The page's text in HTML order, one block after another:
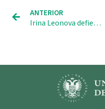
ANTERIOR
Irina Leonova defiende su tesis doctoral en la Universidad de Granada